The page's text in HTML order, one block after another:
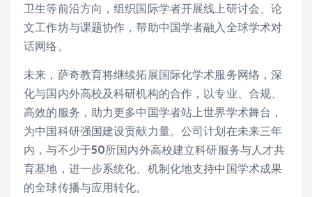
卫生等前沿方向，组织国际学者开展线上研讨会、论
文工作坊与课题协作，帮助中国学者融入全球学术对
话网络。
未来，萨奇教育将继续拓展国际化学术服务网络，深
化与国内外高校及科研机构的合作，以专业、合规、
高效的服务，助力更多中国学者站上世界学术舞台，
为中国科研强国建设贡献力量。公司计划在未来三年
内，与不少于50所国内外高校建立科研服务与人才共
育基地，进一步系统化、机制化地支持中国学术成果
的全球传播与应用转化。